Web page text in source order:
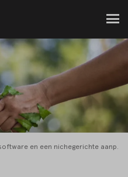
nichegerichte aanpak: voorlopers in de Nederlandse administratiesector'